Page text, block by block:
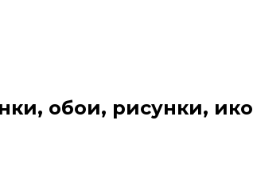
обои, рисунки,